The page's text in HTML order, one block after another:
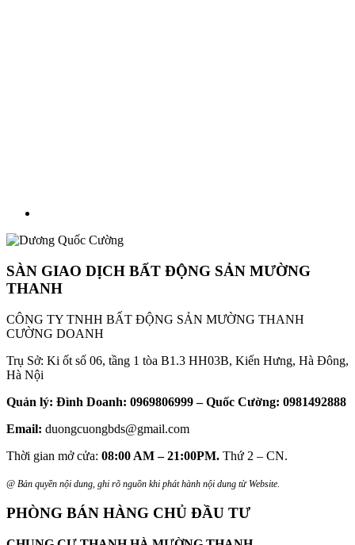
SÀN GIAO DỊCH BẤT ĐỘNG SẢN MƯỜNG
THANH
CÔNG TY TNHH BẤT ĐỘNG SẢN MƯỜNG THANH
CƯỜNG DOANH
Trụ Sở: Ki ốt số 06, tầng 1 tòa B1.3 HH03B, Kiến Hưng, Hà Đông,
Hà Nội
Quản lý: Đình Doanh: 0969806999 – Quốc Cường: 0981492888
Email: duongcuongbds@gmail.com
Thời gian mở cửa: 08:00 AM – 21:00PM. Thứ 2 – CN.
@ Bản quyền nội dung, ghi rõ nguồn khi phát hành nội dung từ Website.
PHÒNG BÁN HÀNG CHỦ ĐẦU TƯ